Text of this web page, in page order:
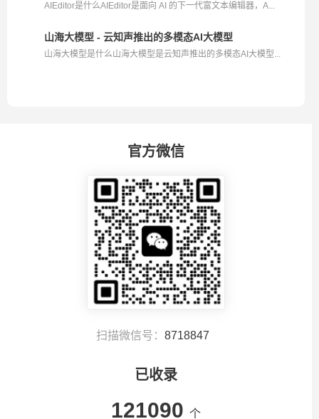
AIEditor是什么AIEditor是面向 AI 的下一代富文本编辑器，A...
山海大模型 - 云知声推出的多模态AI大模型
山海大模型是什么山海大模型是云知声推出的多模态AI大模型...
官方微信
扫描微信号： 8718847
已收录
121090 个